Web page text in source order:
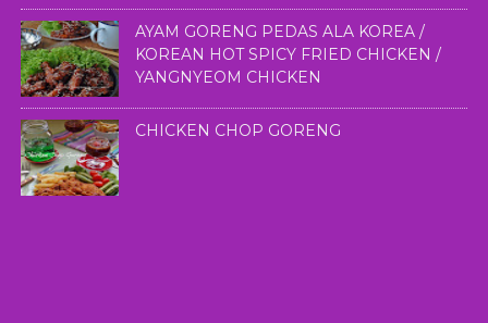
AYAM GORENG PEDAS ALA KOREA /
KOREAN HOT SPICY FRIED CHICKEN /
YANGNYEOM CHICKEN
CHICKEN CHOP GORENG